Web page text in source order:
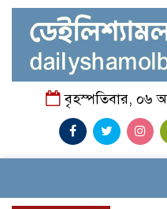
বৃহস্পতিবার, ০৬